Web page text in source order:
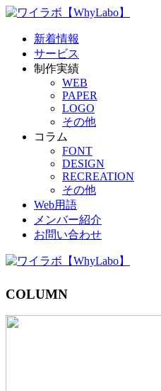
新着情報
サービス
制作実績
WEB
PAPER
LOGO
その他
コラム
FONT
DESIGN
RECREATION
その他
Web用語
メンバー紹介
お問い合わせ
COLUMN